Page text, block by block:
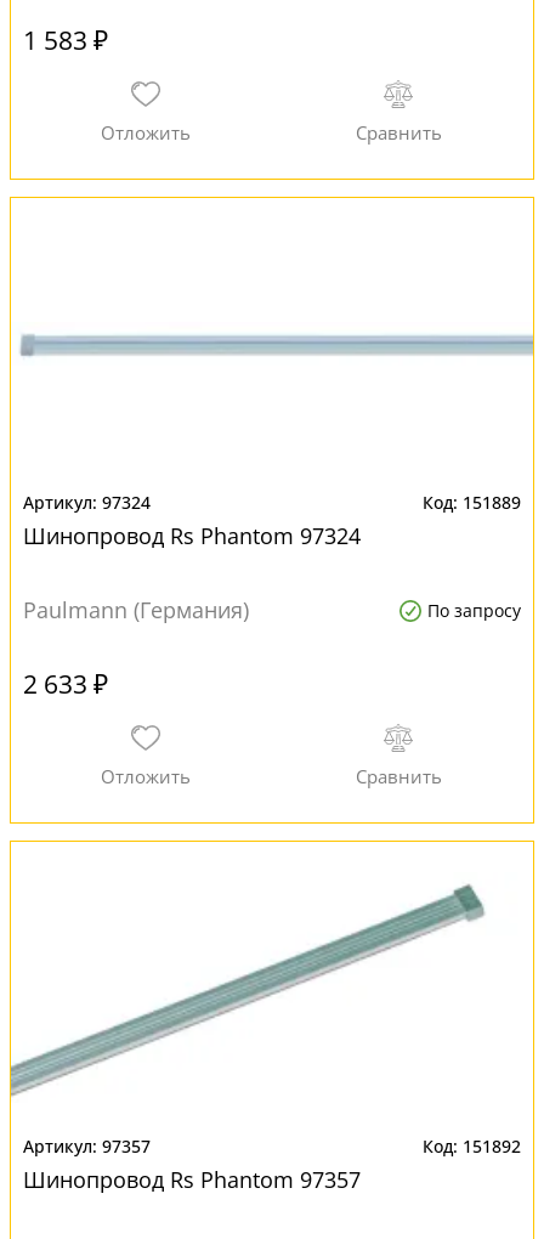
1 583 ₽
97324 151889
Шинопровод Rs Phantom 97324
Paulmann (Германия) По запросу
2 633 ₽
97357 151892
Шинопровод Rs Phantom 97357